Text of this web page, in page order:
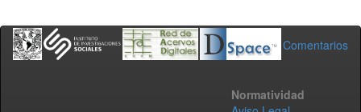
Comentarios
Normatividad